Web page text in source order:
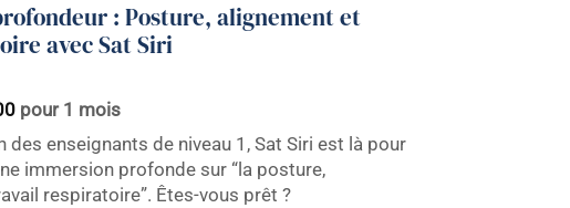
: Posture, alignement et
avec Sat Siri
pour 1 mois
des enseignants de niveau 1, Sat Siri est là pour
immersion profonde sur “la posture,
respiratoire”. Êtes-vous prêt ?